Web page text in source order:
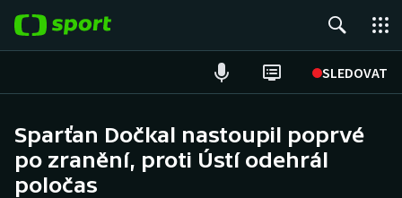
SLEDOVAT
Hokej
Sparťan Dočkal nastoupil poprvé
po zranění, proti Ústí odehrál
poločas